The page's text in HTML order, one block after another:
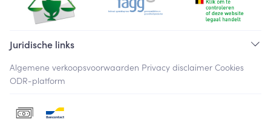
Juridische links
Algemene verkoopsvoorwaarden Privacy disclaimer Cookies
ODR-platform